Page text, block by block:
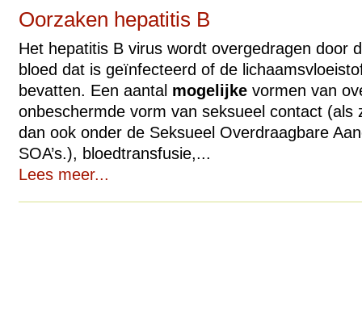
Oorzaken hepatitis B
Het hepatitis B virus wordt overgedragen door
bloed dat is geïnfecteerd of de
bevatten. Een aantal mogelijkevormen van
onbeschermde vorm van seksueel contact (als
dan ook onder de Seksueel Overdraagbare
SOA’s.), bloedtransfusie,...
Lees meer...